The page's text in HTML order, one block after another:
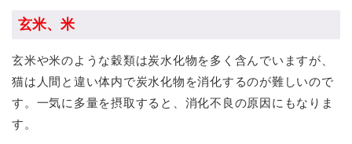
玄米、米
玄米や米のような穀類は炭水化物を多く含んでいますが、
猫は人間と違い体内で炭水化物を消化するのが難しいので
す。一気に多量を摂取すると、消化不良の原因にもなりま
す。